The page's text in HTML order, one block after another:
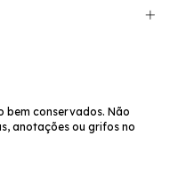
bem conservados. Não
anotações ou grifos no